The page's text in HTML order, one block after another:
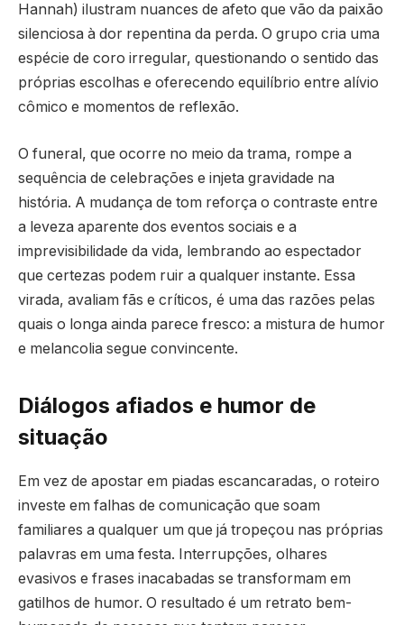
Hannah) ilustram nuances de afeto que vão da paixão
silenciosa à dor repentina da perda. O grupo cria uma
espécie de coro irregular, questionando o sentido das
próprias escolhas e oferecendo equilíbrio entre alívio
cômico e momentos de reflexão.
O funeral, que ocorre no meio da trama, rompe a
sequência de celebrações e injeta gravidade na
história. A mudança de tom reforça o contraste entre
a leveza aparente dos eventos sociais e a
imprevisibilidade da vida, lembrando ao espectador
que certezas podem ruir a qualquer instante. Essa
virada, avaliam fãs e críticos, é uma das razões pelas
quais o longa ainda parece fresco: a mistura de humor
e melancolia segue convincente.
Diálogos afiados e humor de
situação
Em vez de apostar em piadas escancaradas, o roteiro
investe em falhas de comunicação que soam
familiares a qualquer um que já tropeçou nas próprias
palavras em uma festa. Interrupções, olhares
evasivos e frases inacabadas se transformam em
gatilhos de humor. O resultado é um retrato bem-